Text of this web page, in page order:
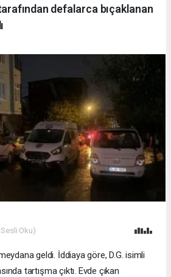
defalarca bıçaklanan
Oku)
geldi. İddiaya göre, D.G. isimli
tartışma çıktı. Evde çıkan